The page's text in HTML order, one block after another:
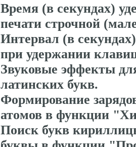
Время (в секундах)
печати строчной
Интервал (в
при удержании
Звуковые эффекты
латинских букв.
Формирование
атомов в функции
Поиск букв